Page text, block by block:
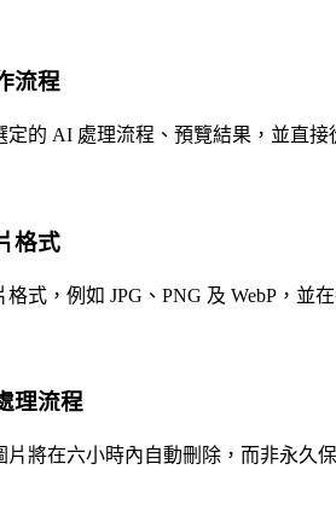
流程
定的 AI 處理流程、預覽結果，並直
格式
式，例如 JPG、PNG 及 WebP，並
理流程
片將在六小時內自動刪除，而非永久